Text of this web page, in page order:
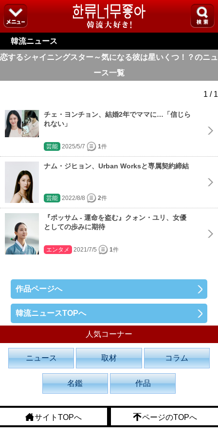
韓流ニュース
恋するシャイニングスター～気になる彼は星いくつ！？のニュ
ース一覧
1 / 1
チェ・ヨンチョン、結婚2年でママに…「信じら
れない」
芸能 2025/5/7 1件
ナム・ジヒョン、Urban Worksと専属契約締結
芸能 2022/8/8 2件
『ポッサム - 運命を盗む』クォン・ユリ、女優
としての歩みに期待
エンタメ 2021/7/5 1件
作品ページへ
韓流ニュースTOPへ
人気コーナー
ニュース 取材 コラム
名鑑 作品
サイトTOPへ ページのTOPへ